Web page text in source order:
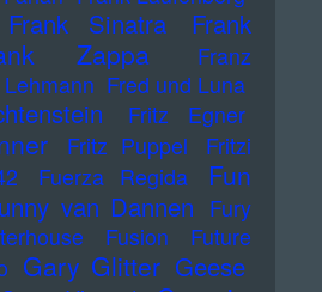
Frank Sinatra
Frank
Zappa
Franz
Fred und Luna
Fritz Egner
Fritz Puppel
Fritzi
Fuerza Regida
Fun
van Dannen Fury
Fusion
Future
Gary Glitter Geese